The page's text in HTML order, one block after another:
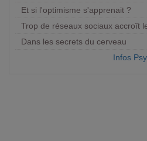
Et si l'optimisme s'apprenait ?
Trop de réseaux sociaux accroît
Dans les secrets du cerveau
Infos